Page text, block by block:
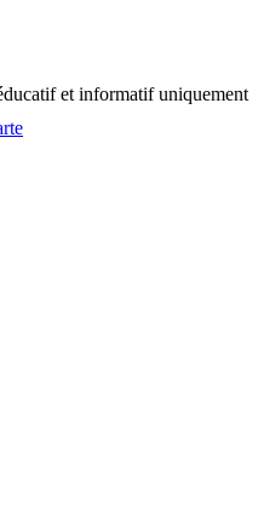
et informatif uniquement